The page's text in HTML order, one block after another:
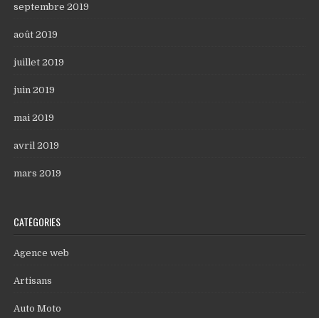
septembre 2019
août 2019
juillet 2019
juin 2019
mai 2019
avril 2019
mars 2019
CATÉGORIES
Agence web
Artisans
Auto Moto